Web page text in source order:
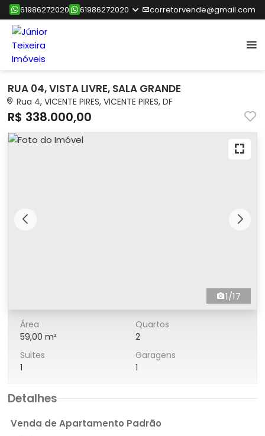
61986272020 61986272020 corretorvende@gmail.com
RUA 04, VISTA LIVRE, SALA GRANDE
Rua 4, VICENTE PIRES, VICENTE PIRES, DF
R$ 338.000,00
1/17
Área
59,00 m²
Quartos
2
Suites
1
Garagens
1
Detalhes
Venda de Apartamento Padrão